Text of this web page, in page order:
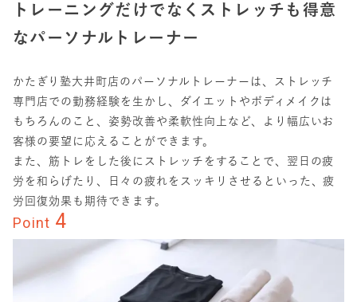
トレーニングだけでなくストレッチも得意
なパーソナルトレーナー
かたぎり塾大井町店のパーソナルトレーナーは、ストレッチ
専門店での勤務経験を生かし、ダイエットやボディメイクは
もちろんのこと、姿勢改善や柔軟性向上など、より幅広いお
客様の要望に応えることができます。
また、筋トレをした後にストレッチをすることで、翌日の疲
労を和らげたり、日々の疲れをスッキリさせるといった、疲
労回復効果も期待できます。
Point 4